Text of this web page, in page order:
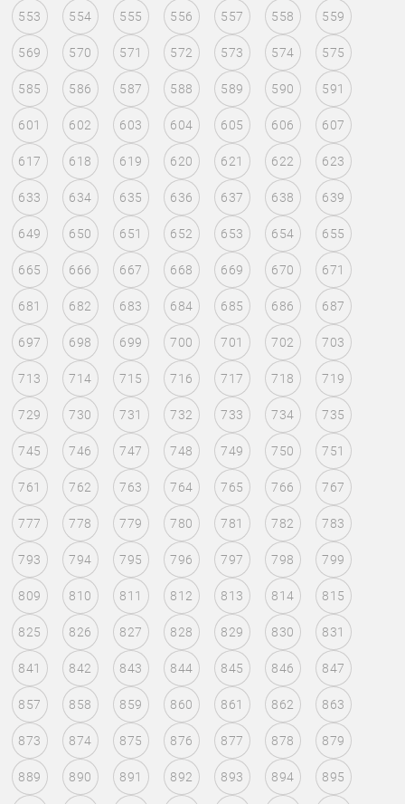
553 554 555 556 557 558 559
569 570 571 572 573 574 575
585 586 587 588 589 590 591
601 602 603 604 605 606 607
617 618 619 620 621 622 623
633 634 635 636 637 638 639
649 650 651 652 653 654 655
665 666 667 668 669 670 671
681 682 683 684 685 686 687
697 698 699 700 701 702 703
713 714 715 716 717 718 719
729 730 731 732 733 734 735
745 746 747 748 749 750 751
761 762 763 764 765 766 767
777 778 779 780 781 782 783
793 794 795 796 797 798 799
809 810 811 812 813 814 815
825 826 827 828 829 830 831
841 842 843 844 845 846 847
857 858 859 860 861 862 863
873 874 875 876 877 878 879
889 890 891 892 893 894 895